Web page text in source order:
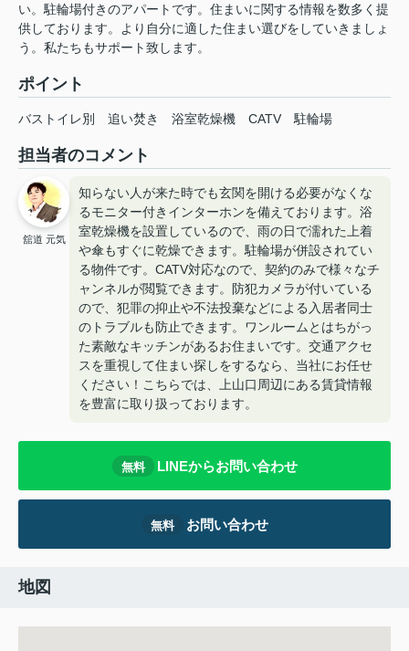
い。駐輪場付きのアパートです。住まいに関する情報を数多く提
供しております。より自分に適した住まい選びをしていきましょ
う。私たちもサポート致します。
ポイント
バストイレ別 追い焚き 浴室乾燥機 CATV 駐輪場
担当者のコメント
舘道 元気
知らない人が来た時でも玄関を開ける必要がなくな
るモニター付きインターホンを備えております。浴
室乾燥機を設置しているので、雨の日で濡れた上着
や傘もすぐに乾燥できます。駐輪場が併設されてい
る物件です。CATV対応なので、契約のみで様々なチ
ャンネルが閲覧できます。防犯カメラが付いている
ので、犯罪の抑止や不法投棄などによる入居者同士
のトラブルも防止できます。ワンルームとはちがっ
た素敵なキッチンがあるお住まいです。交通アクセ
スを重視して住まい探しをするなら、当社にお任せ
ください！こちらでは、上山口周辺にある賃貸情報
を豊富に取り扱っております。
無料 LINEからお問い合わせ
無料 お問い合わせ
地図